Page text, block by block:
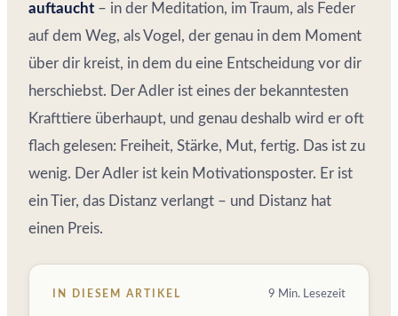
auftaucht – in der Meditation, im Traum, als Feder
auf dem Weg, als Vogel, der genau in dem Moment
über dir kreist, in dem du eine Entscheidung vor dir
herschiebst. Der Adler ist eines der bekanntesten
Krafttiere überhaupt, und genau deshalb wird er oft
flach gelesen: Freiheit, Stärke, Mut, fertig. Das ist zu
wenig. Der Adler ist kein Motivationsposter. Er ist
ein Tier, das Distanz verlangt – und Distanz hat
einen Preis.
IN DIESEM ARTIKEL 9 Min. Lesezeit